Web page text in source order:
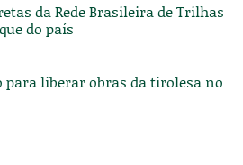
da Rede Brasileira de Trilhas
do país
liberar obras da tirolesa no